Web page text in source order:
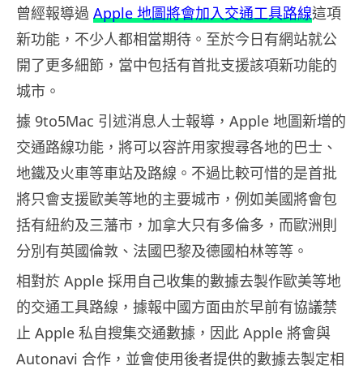
曾經報導過 Apple 地圖將會加入交通工具路線這項
新功能，不少人都相當期待。至於今日有網站就公
開了更多細節，當中包括有首批支援該項新功能的
城市。
據 9to5Mac 引述消息人士報導，Apple 地圖新增的
交通路線功能，將可以容許用家搜尋各地的巴士、
地鐵及火車等車站及路線。不過比較可惜的是首批
將只會支援歐美等地的主要城市，例如美國將會包
括有紐約及三藩市，加拿大只有多倫多，而歐洲則
分別有英國倫敦、法國巴黎及德國柏林等等。
相對於 Apple 採用自己收集的數據去製作歐美等地
的交通工具路線，據報中國方面由於早前有協議禁
止 Apple 私自搜集交通數據，因此 Apple 將會與
Autonavi 合作，並會使用後者提供的數據去製定相